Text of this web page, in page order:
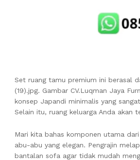
Set ruang tamu premium ini berasal
(19).jpg. Gambar CV.Luqman Jaya
konsep Japandi minimalis yang
Selain itu, ruang keluarga Anda akan
Mari kita bahas komponen utama
abu-abu yang elegan. Pengrajin
bantalan sofa agar tidak mudah